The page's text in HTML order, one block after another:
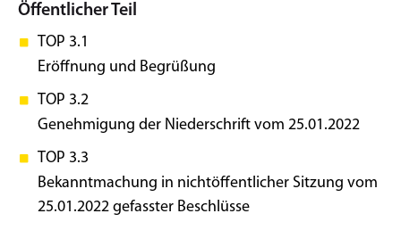
Öffentlicher Teil
TOP 3.1
Eröffnung und Begrüßung
TOP 3.2
Genehmigung der Niederschrift vom 25.01.2022
TOP 3.3
Bekanntmachung in nichtöffentlicher Sitzung vom
25.01.2022 gefasster Beschlüsse